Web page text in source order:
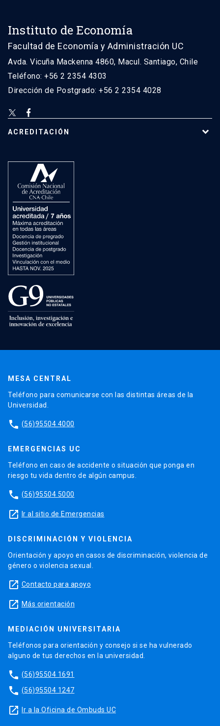
Instituto de Economía
Facultad de Economía y Administración UC
Avda. Vicuña Mackenna 4860, Macul. Santiago, Chile
Teléfono: +56 2 2354 4303
Dirección de Postgrado: +56 2 2354 4028
ACREDITACIÓN
MESA CENTRAL
Teléfono para comunicarse con las distintas áreas de la
Universidad.
phone (56)95504 4000
EMERGENCIAS UC
Teléfono en caso de accidente o situación que ponga en
riesgo tu vida dentro de algún campus.
phone (56)95504 5000
launch Ir al sitio de Emergencias
DISCRIMINACIÓN Y VIOLENCIA
Orientación y apoyo en casos de discriminación, violencia de
género o violencia sexual.
launch Contacto para apoyo
launch Más orientación
MEDIACIÓN UNIVERSITARIA
Teléfonos para orientación y consejo si se ha vulnerado
alguno de tus derechos en la universidad.
phone (56)95504 1691
phone (56)95504 1247
launch Ir a la Oficina de Ombuds UC